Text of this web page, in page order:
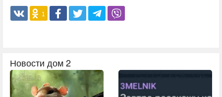
1
Новости дом 2